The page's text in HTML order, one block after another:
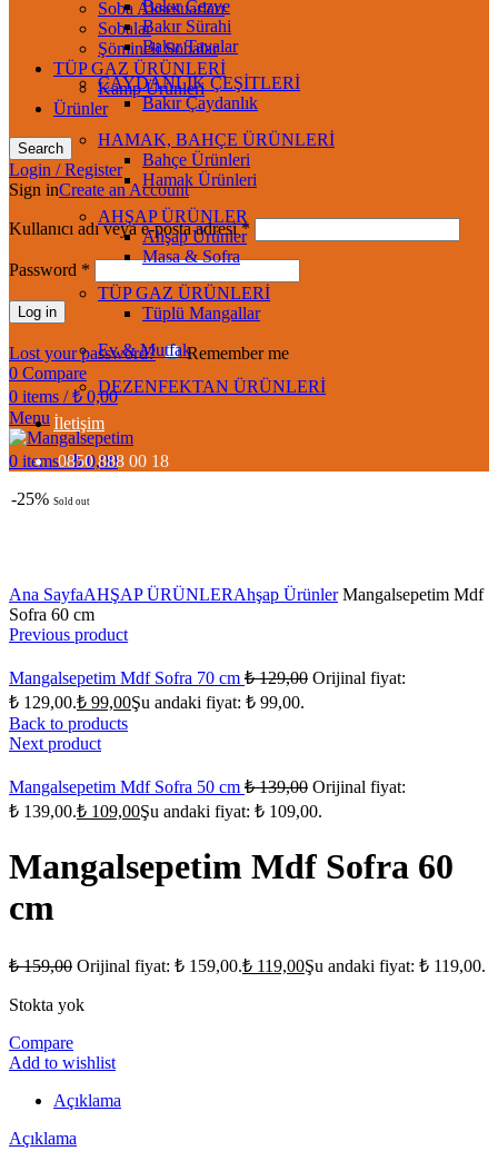
Soba Aksesuarları
Sobalar
Şömineli Sobalar
TÜP GAZ ÜRÜNLERİ
Kamp Ürünleri
Ürünler
Search
Login / Register
Sign inCreate an Account
Kullanıcı adı veya e-posta adresi*
Password *
Log in
Lost your password?
Remember me
0 Compare
0 items / ₺0,00
Menu
0 items / ₺0,00
Bakır Cezve
Bakır Sürahi
Bakır Tavalar
ÇAYDANLIK ÇEŞİTLERİ
Bakır Çaydanlık
HAMAK, BAHÇE ÜRÜNLERİ
Bahçe Ürünleri
Hamak Ürünleri
AHŞAP ÜRÜNLER
Ahşap Ürünler
Masa & Sofra
TÜP GAZ ÜRÜNLERİ
Tüplü Mangallar
Ev & Mutfak
DEZENFEKTAN ÜRÜNLERİ
İletişim
0850 888 00 18
-25% Sold out
Ana SayfaAHŞAP ÜRÜNLERAhşap ÜrünlerMangalsepetim Mdf
Sofra 60 cm
Previous product
Mangalsepetim Mdf Sofra 70 cm ₺129,00 Orijinal fiyat:
₺ 129,00.₺ 99,00Şu andaki fiyat: ₺ 99,00.
Back to products
Next product
Mangalsepetim Mdf Sofra 50 cm ₺139,00 Orijinal fiyat:
₺ 139,00.₺ 109,00Şu andaki fiyat: ₺ 109,00.
Mangalsepetim Mdf Sofra 60
cm
₺159,00 Orijinal fiyat: ₺ 159,00.₺ 119,00Şu andaki fiyat: ₺ 119,00.
Stokta yok
Compare
Add to wishlist
Açıklama
Açıklama